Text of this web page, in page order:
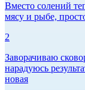
Вместо солений
мясу и рыбе,
2
Заворачиваю
нарадуюсь
новая